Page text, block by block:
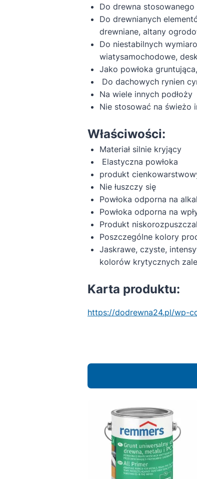
Do drewna
Do drewnianych
drewniane, altany
Do niestabilnych
wiatysamochodowe,
Jako powłoka
Do dachowych rynien
Na wiele innych podłoży
Nie stosować na świeżo
Właściwości:
Materiał silnie kryjący
Elastyczna powłoka
produkt
Nie łuszczy się
Powłoka odporna na
Powłoka odporna na
Produkt
Poszczególne kolory
Jaskrawe, czyste,
kolorów krytycznych
Karta produktu:
https://dodrewna24.pl/wp-